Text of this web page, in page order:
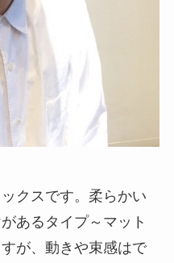
クスです。柔らかい
あるタイプ～マット
が、動きや束感はで